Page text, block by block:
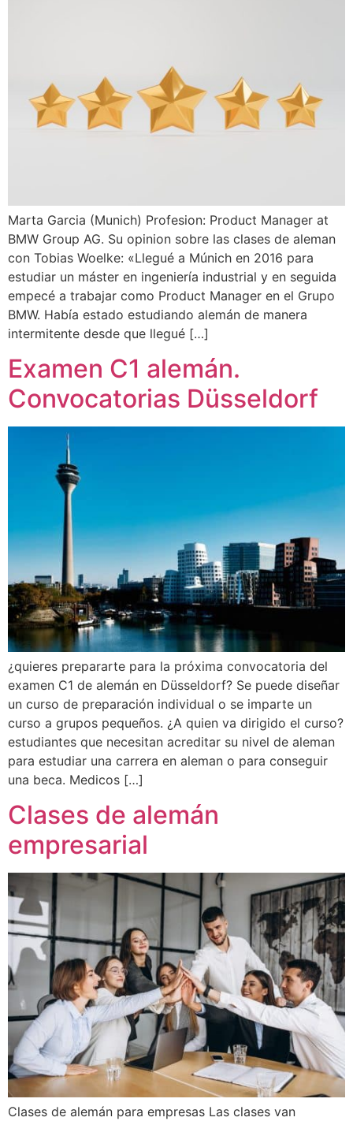
Marta Garcia (Munich) Profesion: Product Manager at
BMW Group AG. Su opinion sobre las clases de aleman
con Tobias Woelke: «Llegué a Múnich en 2016 para
estudiar un máster en ingeniería industrial y en seguida
empecé a trabajar como Product Manager en el Grupo
BMW. Había estado estudiando alemán de manera
intermitente desde que llegué […]
Examen C1 alemán.
Convocatorias Düsseldorf
¿quieres prepararte para la próxima convocatoria del
examen C1 de alemán en Düsseldorf? Se puede diseñar
un curso de preparación individual o se imparte un
curso a grupos pequeños. ¿A quien va dirigido el curso?
estudiantes que necesitan acreditar su nivel de aleman
para estudiar una carrera en aleman o para conseguir
una beca. Medicos […]
Clases de alemán
empresarial
Clases de alemán para empresas Las clases van